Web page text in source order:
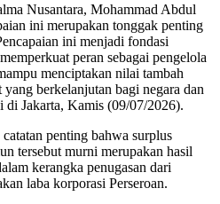
Nusantara, Mohammad Abdul
ini merupakan tonggak penting
ini menjadi fondasi
peran sebagai pengelola
menciptakan nilai tambah
berkelanjutan bagi negara dan
Jakarta, Kamis (09/07/2026).
penting bahwa surplus
tersebut murni merupakan hasil
kerangka penugasan dari
laba korporasi Perseroan.